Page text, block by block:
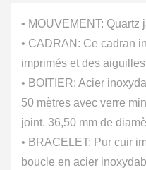
• MOUVEMENT:
• CADRAN: Ce cadran
imprimés et des
• BOITIER: Acier
50 mètres avec verre
joint. 36,50 mm de
• BRACELET: Pur cuir
boucle en acier